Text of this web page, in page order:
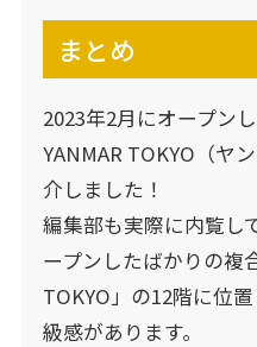
まとめ
2023年2月にオープン
YANMAR TOKYO（ヤ
介しました！
編集部も実際に内覧し
ープンしたばかりの複
TOKYO」の12階に位
級感があります。